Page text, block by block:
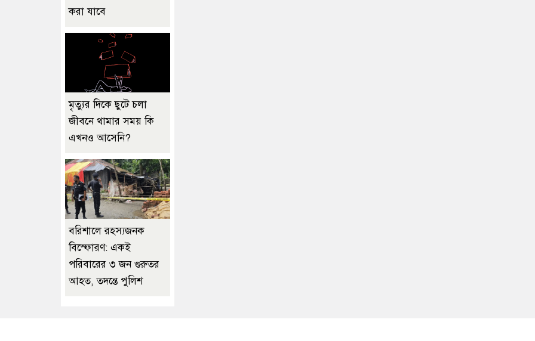
করা যাবে
মৃত্যুর দিকে ছুটে চলা
জীবনে থামার সময় কি
এখনও আসেনি?
বরিশালে রহস্যজনক
বিস্ফোরণ: একই
পরিবারের ৩ জন গুরুতর
আহত, তদন্তে পুলিশ